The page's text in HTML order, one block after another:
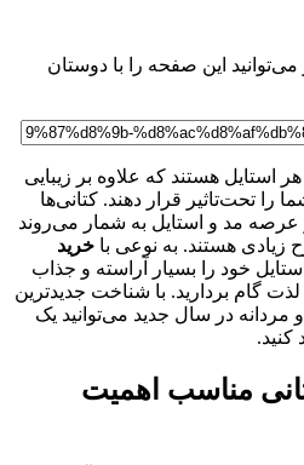
این صفحه را با دوستان
هستند که علاوه بر زیبایی
تحت‌تاثیر قرار دهند. کتانی‌ها
مد و استایل به شمار می‌روند
هستند. به نوعی با خرید
خود را بسیار آراسته و جذاب
بردارید. با شناخت جدیدترین
در سال جدید می‌توانید یک
مناسب اهمیت